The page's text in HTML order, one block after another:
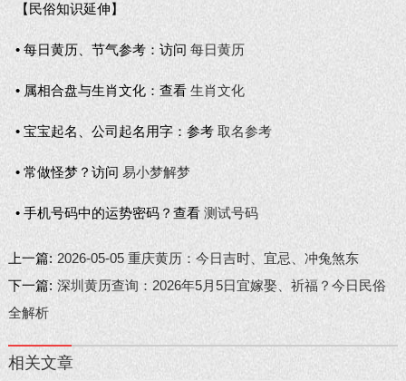
【民俗知识延伸】
• 每日黄历、节气参考：访问 每日黄历
• 属相合盘与生肖文化：查看 生肖文化
• 宝宝起名、公司起名用字：参考 取名参考
• 常做怪梦？访问 易小梦解梦
• 手机号码中的运势密码？查看 测试号码
上一篇: 2026-05-05 重庆黄历：今日吉时、宜忌、冲兔煞东
下一篇: 深圳黄历查询：2026年5月5日宜嫁娶、祈福？今日民俗
全解析
相关文章